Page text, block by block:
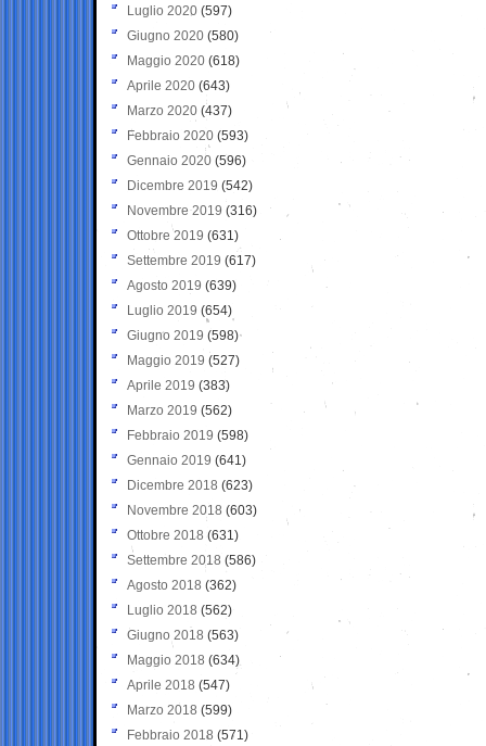
Luglio 2020 (597)
Giugno 2020 (580)
Maggio 2020 (618)
Aprile 2020 (643)
Marzo 2020 (437)
Febbraio 2020 (593)
Gennaio 2020 (596)
Dicembre 2019 (542)
Novembre 2019 (316)
Ottobre 2019 (631)
Settembre 2019 (617)
Agosto 2019 (639)
Luglio 2019 (654)
Giugno 2019 (598)
Maggio 2019 (527)
Aprile 2019 (383)
Marzo 2019 (562)
Febbraio 2019 (598)
Gennaio 2019 (641)
Dicembre 2018 (623)
Novembre 2018 (603)
Ottobre 2018 (631)
Settembre 2018 (586)
Agosto 2018 (362)
Luglio 2018 (562)
Giugno 2018 (563)
Maggio 2018 (634)
Aprile 2018 (547)
Marzo 2018 (599)
Febbraio 2018 (571)